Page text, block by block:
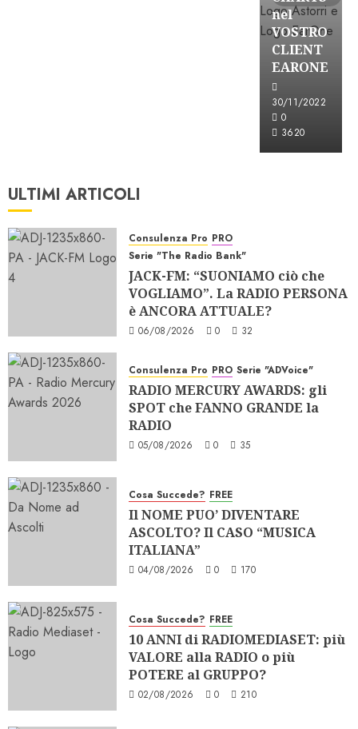
nel
VOSTRO
CLIENT
EARONE
30/11/2022
0
3620
ULTIMI ARTICOLI
Consulenza Pro PRO
Serie "The Radio Bank"
JACK-FM: “SUONIAMO ciò che
VOGLIAMO”. La RADIO PERSONA
è ANCORA ATTUALE?
06/08/2026 0 32
Consulenza Pro PRO Serie "ADVoice"
RADIO MERCURY AWARDS: gli
SPOT che FANNO GRANDE la
RADIO
05/08/2026 0 35
Cosa Succede? FREE
Il NOME PUO’ DIVENTARE
ASCOLTO? Il CASO “MUSICA
ITALIANA”
04/08/2026 0 170
Cosa Succede? FREE
10 ANNI di RADIOMEDIASET: più
VALORE alla RADIO o più
POTERE al GRUPPO?
02/08/2026 0 210